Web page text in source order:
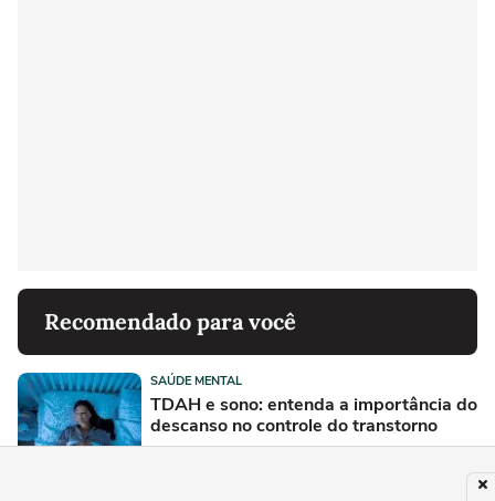
Recomendado para você
SAÚDE MENTAL
TDAH e sono: entenda a importância do
descanso no controle do transtorno